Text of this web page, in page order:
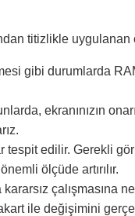
titizlikle
gibi durumlarda
ekranınızın
edilir. Gerekli
ölçüde artırılır.
ile değişimini